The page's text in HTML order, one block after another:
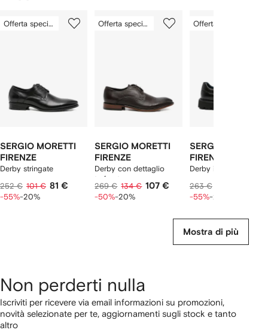
su
Offerta speciale
SERGIO MORETTI
FIRENZE
Derby stringate
252 € 101 € 81 €
-55%-20%
su
Offerta speciale
SERGIO MORETTI
FIRENZE
Derby con dettaglio
traforato
269 € 134 € 107 €
-50%-20%
su
SERGIO MORETTI
FIRENZE
Derby in pelle
263 €
-55%-20%
Mostra di più
Non perderti nulla
Iscriviti per ricevere via email informazioni su promozioni,
novità selezionate per te, aggiornamenti sugli stock e tanto
altro